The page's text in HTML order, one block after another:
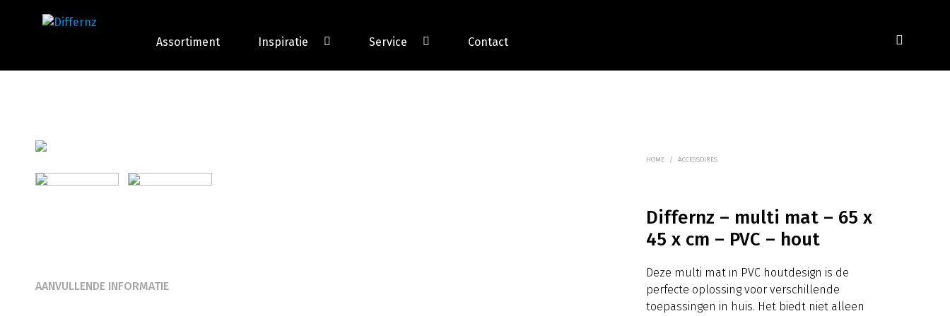
Assortiment Inspiratie Service Contact
HOME / ACCESSOIRES
Differnz – multi mat – 65 x
45 x cm – PVC – hout
Deze multi mat in PVC houtdesign is de
perfecte oplossing voor verschillende
toepassingen in huis. Het biedt niet alleen
AANVULLENDE INFORMATIE